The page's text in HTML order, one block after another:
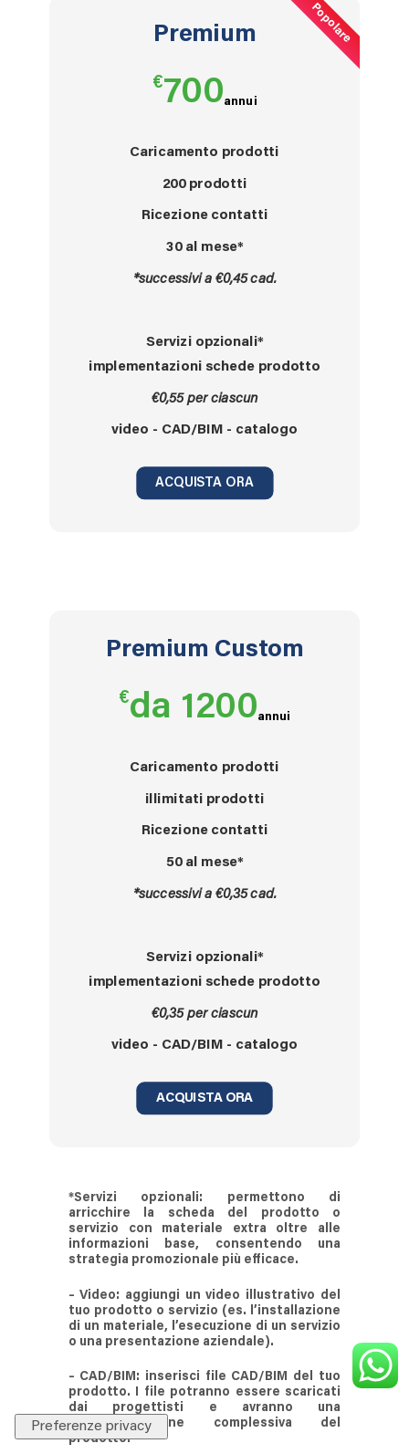
Premium
€700annui
Caricamento prodotti
200prodotti
Ricezione contatti
30 al mese*
*successivi a €0,45 cad.
Servizi opzionali*
implementazioni schede prodotto
€0,55 per ciascun
video - CAD/BIM - catalogo
ACQUISTA ORA
Popolare
Premium Custom
€da 1200annui
Caricamento prodotti
illimitati prodotti
Ricezione contatti
50 al mese*
*successivi a €0,35 cad.
Servizi opzionali*
implementazioni schede prodotto
€0,35 per ciascun
video - CAD/BIM - catalogo
ACQUISTA ORA
*Servizi opzionali: permettono di
arricchire la scheda del prodotto o
servizio con materiale extra oltre alle
informazioni base, consentendo una
strategia promozionale più efficace.
– Video: aggiungi un video illustrativo del
tuo prodotto o servizio (es. l’installazione
di un materiale, l’esecuzione di un servizio
o una presentazione aziendale).
– CAD/BIM: inserisci file CAD/BIM del tuo
prodotto. I file potranno essere scaricati
dai progettisti e avranno una
rappresentazione complessiva del
prodotto.